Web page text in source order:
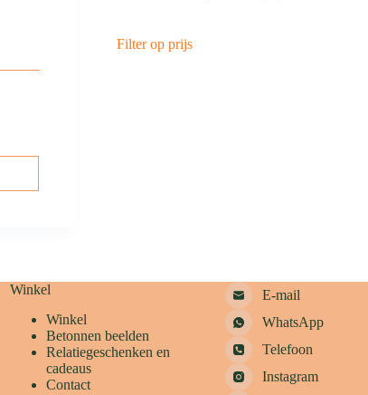
Filter op prijs
Winkel
Winkel
Betonnen beelden
Relatiegeschenken en
cadeaus
Contact
E-mail
WhatsApp
Telefoon
Instagram